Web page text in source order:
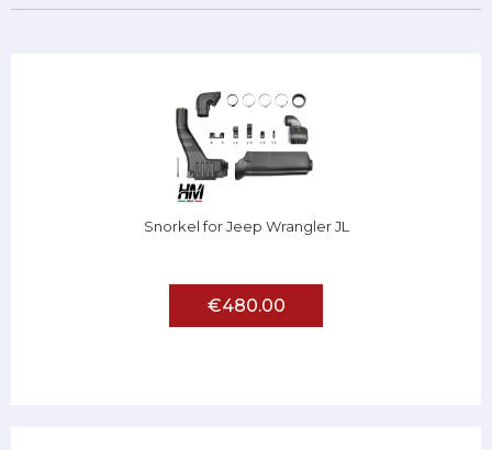
Snorkel for Jeep Wrangler JL
€480.00